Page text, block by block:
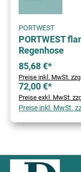
PORTWEST
PORTWEST
Regenhose
85,68 €*
Preise inkl. MwSt.
72,00 €*
Preise exkl. MwSt.
Preise inkl. MwSt.